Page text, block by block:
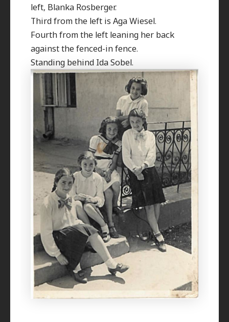
left, Blanka Rosberger.
Third from the left is Aga Wiesel.
Fourth from the left leaning her back
against the fenced-in fence.
Standing behind Ida Sobel.